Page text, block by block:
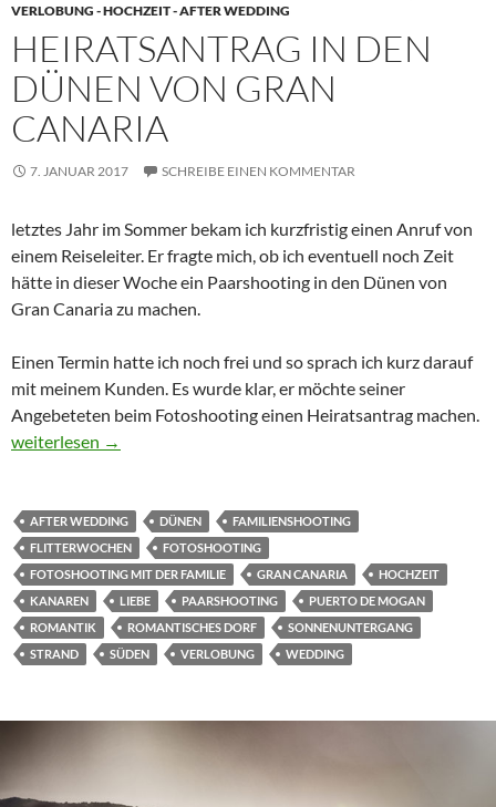
VERLOBUNG - HOCHZEIT - AFTER WEDDING
HEIRATSANTRAG IN DEN
DÜNEN VON GRAN
CANARIA
7. JANUAR 2017 SCHREIBE EINEN KOMMENTAR
letztes Jahr im Sommer bekam ich kurzfristig einen Anruf von
einem Reiseleiter. Er fragte mich, ob ich eventuell noch Zeit
hätte in dieser Woche ein Paarshooting in den Dünen von
Gran Canaria zu machen.
Einen Termin hatte ich noch frei und so sprach ich kurz darauf
mit meinem Kunden. Es wurde klar, er möchte seiner
Angebeteten beim Fotoshooting einen Heiratsantrag machen.
Heiratsantrag in den Dünen von Gran Canaria
weiterlesen →
AFTER WEDDING DÜNEN
FAMILIENSHOOTING
FLITTERWOCHEN
FOTOSHOOTING
FOTOSHOOTING MIT DER FAMILIE
GRAN CANARIA
HOCHZEIT
KANAREN
LIEBE PAARSHOOTING
PUERTO DE MOGAN
ROMANTIK
ROMANTISCHES DORF
SONNENUNTERGANG
STRAND
SÜDEN VERLOBUNG WEDDING